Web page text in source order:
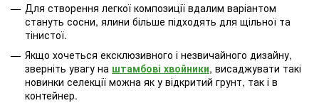
Для створення легкої композиції вдалим варіантом
стануть сосни, ялини більше підходять для щільної та
тінистої.
Якщо хочеться ексклюзивного і незвичайного дизайну,
зверніть увагу на штамбові хвойники, висаджувати такі
новинки селекції можна як у відкритий грунт, так і в
контейнер.